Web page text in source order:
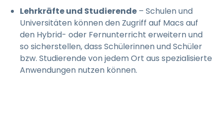
Lehrkräfte und Studierende – Schulen und
Universitäten können den Zugriff auf Macs auf
den Hybrid- oder Fernunterricht erweitern und
so sicherstellen, dass Schülerinnen und Schüler
bzw. Studierende von jedem Ort aus spezialisierte
Anwendungen nutzen können.